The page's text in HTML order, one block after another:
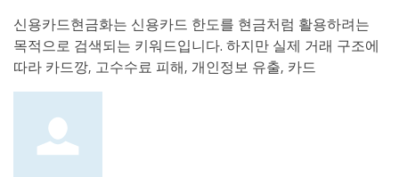
신용카드현금화는 신용카드 한도를 현금처럼 활용하려는
목적으로 검색되는 키워드입니다. 하지만 실제 거래 구조에
따라 카드깡, 고수수료 피해, 개인정보 유출, 카드